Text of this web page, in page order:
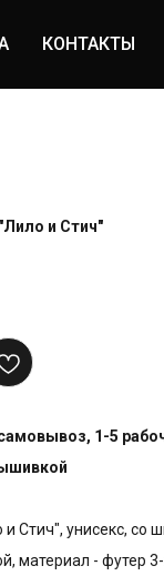
КОНТАКТЫ
и Стич"
1-5
Стич", унисекс, со
материал - футер